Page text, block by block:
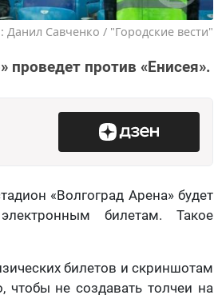
Данил Савченко / "Городские вести"
проведет против «Енисея».
«Волгоград Арена» будет
билетам. Такое
билетов и скриншотам
чтобы не создавать толчеи на